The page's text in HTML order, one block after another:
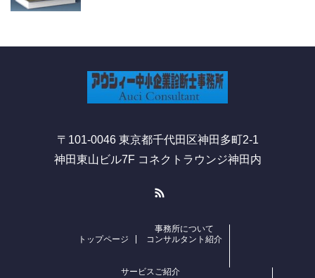
〒101-0046 東京都千代田区神田多町2-1
神田東山ビル7F コネクトラウンジ神田内
トップページ
事務所について
コンサルタント紹介
サービスご紹介